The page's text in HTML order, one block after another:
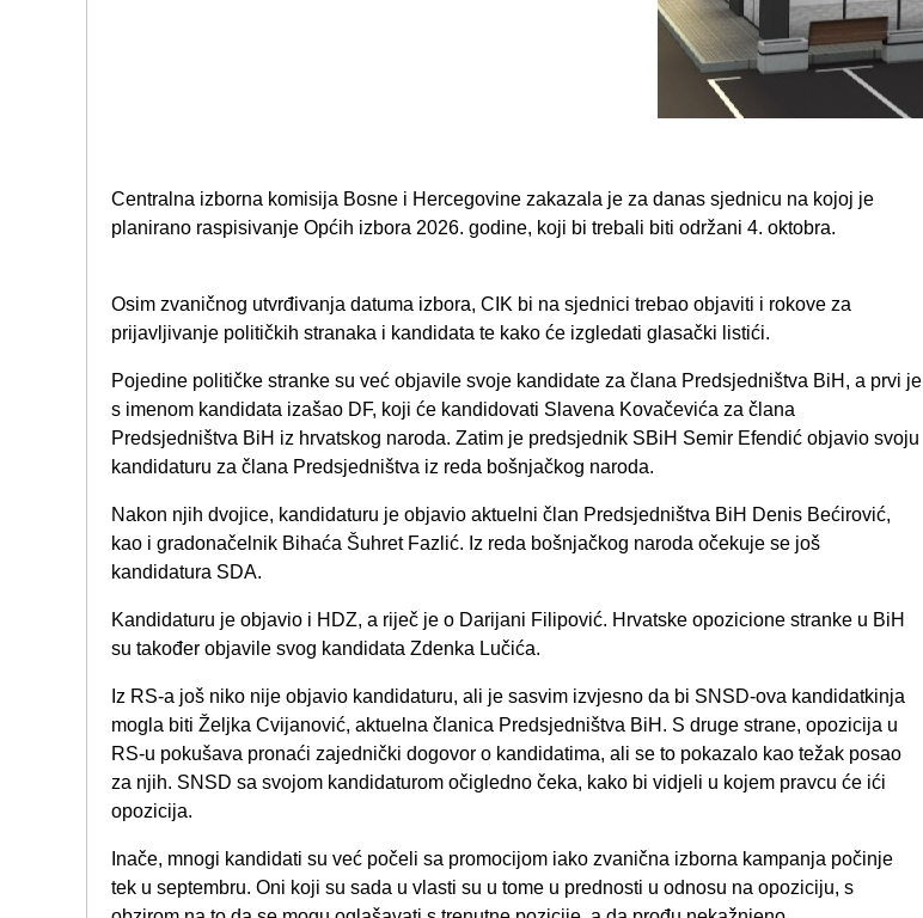
Centralna izborna komisija Bosne i Hercegovine zakazala je za danas sjednicu na kojoj je
planirano raspisivanje Općih izbora 2026. godine, koji bi trebali biti održani 4. oktobra.
Osim zvaničnog utvrđivanja datuma izbora, CIK bi na sjednici trebao objaviti i rokove za
prijavljivanje političkih stranaka i kandidata te kako će izgledati glasački listići.
Pojedine političke stranke su već objavile svoje kandidate za člana Predsjedništva BiH, a prvi je
s imenom kandidata izašao DF, koji će kandidovati Slavena Kovačevića za člana
Predsjedništva BiH iz hrvatskog naroda. Zatim je predsjednik SBiH Semir Efendić objavio svoju
kandidaturu za člana Predsjedništva iz reda bošnjačkog naroda.
Nakon njih dvojice, kandidaturu je objavio aktuelni član Predsjedništva BiH Denis Bećirović,
kao i gradonačelnik Bihaća Šuhret Fazlić. Iz reda bošnjačkog naroda očekuje se još
kandidatura SDA.
Kandidaturu je objavio i HDZ, a riječ je o Darijani Filipović. Hrvatske opozicione stranke u BiH
su također objavile svog kandidata Zdenka Lučića.
Iz RS-a još niko nije objavio kandidaturu, ali je sasvim izvjesno da bi SNSD-ova kandidatkinja
mogla biti Željka Cvijanović, aktuelna članica Predsjedništva BiH. S druge strane, opozicija u
RS-u pokušava pronaći zajednički dogovor o kandidatima, ali se to pokazalo kao težak posao
za njih. SNSD sa svojom kandidaturom očigledno čeka, kako bi vidjeli u kojem pravcu će ići
opozicija.
Inače, mnogi kandidati su već počeli sa promocijom iako zvanična izborna kampanja počinje
tek u septembru. Oni koji su sada u vlasti su u tome u prednosti u odnosu na opoziciju, s